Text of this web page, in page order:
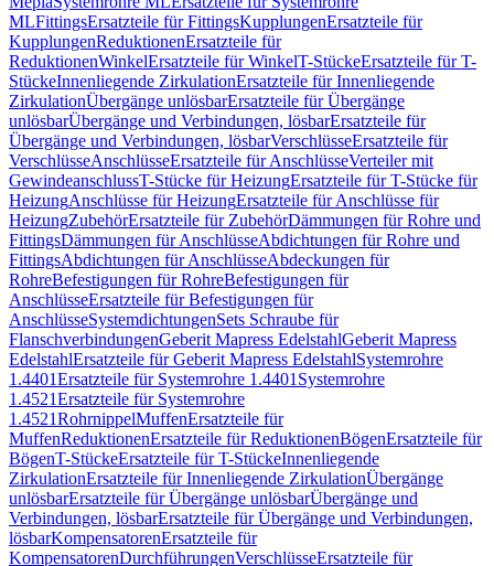
MLFittingsErsatzteile für FittingsKupplungenErsatzteile für
KupplungenReduktionenErsatzteile für
ReduktionenWinkelErsatzteile für WinkelT-StückeErsatzteile für T-
StückeInnenliegende ZirkulationErsatzteile für Innenliegende
ZirkulationÜbergänge unlösbarErsatzteile für Übergänge
unlösbarÜbergänge und Verbindungen, lösbarErsatzteile für
Übergänge und Verbindungen, lösbarVerschlüsseErsatzteile für
VerschlüsseAnschlüsseErsatzteile für AnschlüsseVerteiler mit
GewindeanschlussT-Stücke für HeizungErsatzteile für T-Stücke für
HeizungAnschlüsse für HeizungErsatzteile für Anschlüsse für
HeizungZubehörErsatzteile für ZubehörDämmungen für Rohre und
FittingsDämmungen für AnschlüsseAbdichtungen für Rohre und
FittingsAbdichtungen für AnschlüsseAbdeckungen für
RohreBefestigungen für RohreBefestigungen für
AnschlüsseErsatzteile für Befestigungen für
AnschlüsseSystemdichtungenSets Schraube für
FlanschverbindungenGeberit Mapress EdelstahlGeberit Mapress
EdelstahlErsatzteile für Geberit Mapress EdelstahlSystemrohre
1.4401Ersatzteile für Systemrohre 1.4401 Systemrohre
1.4521Ersatzteile für Systemrohre
1.4521RohrnippelMuffenErsatzteile für
MuffenReduktionenErsatzteile für ReduktionenBögenErsatzteile für
BögenT-StückeErsatzteile für T-StückeInnenliegende
ZirkulationErsatzteile für Innenliegende ZirkulationÜbergänge
unlösbarErsatzteile für Übergänge unlösbarÜbergänge und
Verbindungen, lösbarErsatzteile für Übergänge und Verbindungen,
lösbarKompensatorenErsatzteile für
KompensatorenDurchführungenVerschlüsseErsatzteile für